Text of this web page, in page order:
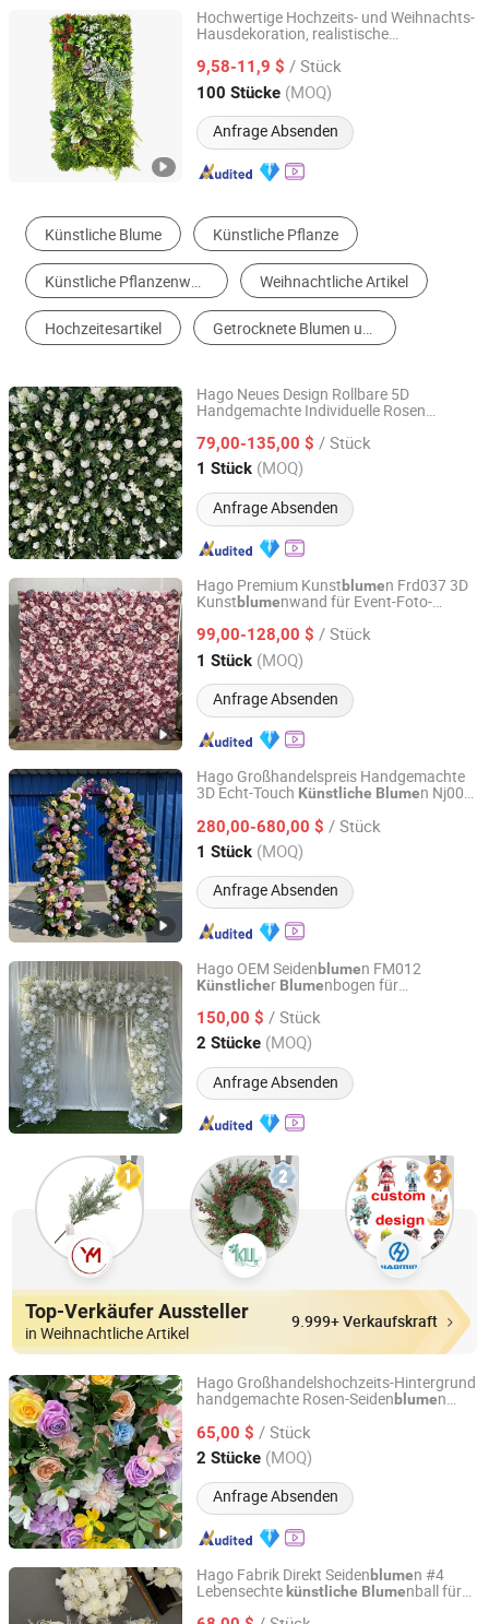
Hochwertige Hochzeits- und Weihnachts-
Hausdekoration, realistische
Wandblumemit Fabrikgroßhandel
9,58-11,9 $ / Stück
100 Stücke (MOQ)
Anfrage Absenden
Rainbow Shijiazhuang New Materials Technology Co.,
Hebei, China Seit 2025
Künstliche Blume Künstliche Pflanze
Künstliche Pflanzenwand Weihnachtliche Artikel
Hochzeitesartikel Getrocknete Blumen und Pflanzen
Hago Neues Design Rollbare 5D
Handgemachte Individuelle Rosen
Hochzeitsdekoration
79,00-135,00 $ / Stück
1 Stück (MOQ)
Anfrage Absenden
Hangzhou Hago Enterprise Development Co., Ltd.
Zhejiang, China Seit 2026
Hago Premium Kunstblumen Frd037 3D
Kunstblumenwand für Event-Foto-
99,00-128,00 $ / Stück
1 Stück (MOQ)
Anfrage Absenden
Hangzhou Hago Enterprise Development Co., Ltd.
Zhejiang, China Seit 2026
Hago Großhandelspreis Handgemachte
3D Echt-Touch Künstliche Blumen Nj001
Hochzeitsbühne
280,00-680,00 $ / Stück
1 Stück (MOQ)
Anfrage Absenden
Hangzhou Hago Enterprise Development Co., Ltd.
Zhejiang, China Seit 2026
Hago OEM Seidenblumen FM012
Künstlicher Blumenbogen für
150,00 $ / Stück
2 Stücke (MOQ)
Anfrage Absenden
Hangzhou Hago Enterprise Development Co., Ltd.
Zhejiang, China Seit 2026
Top-Verkäufer Aussteller
in Weihnachtliche Artikel
9.999+ Verkaufskraft
Hago Großhandelshochzeits-Hintergrund
handgemachte Rosen-Seidenblumen
Seidenrosen
65,00 $ / Stück
2 Stücke (MOQ)
Anfrage Absenden
Hangzhou Hago Enterprise Development Co., Ltd.
Zhejiang, China Seit 2026
Hago Fabrik Direkt Seidenblumen #4
Lebensechte künstliche Blumenball für
Hangzhou Hago Enterprise Development Co., Ltd.